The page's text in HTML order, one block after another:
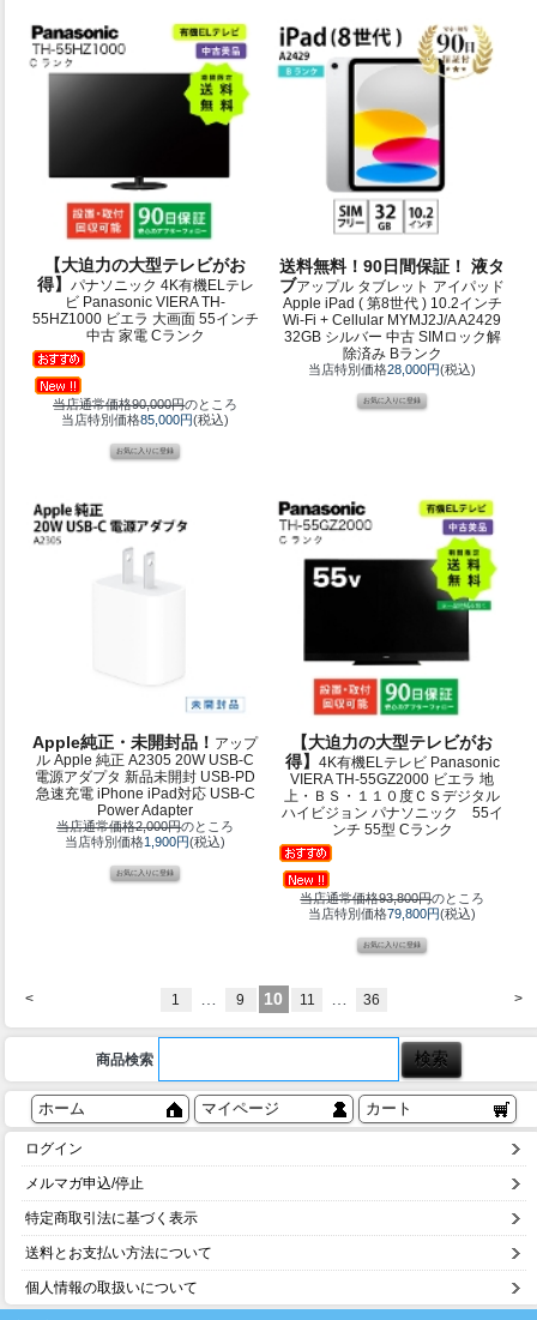
【大迫力の大型テレビがお
得】
パナソニック 4K有機ELテレ
ビ Panasonic VIERA TH-
55HZ1000 ビエラ 大画面 55インチ
中古 家電 Cランク
当店通常価格90,000円のところ
当店特別価格85,000円(税込)
送料無料！90日間保証！ 液タ
ブアップル タブレット アイパッド
Apple iPad ( 第8世代 ) 10.2インチ
Wi-Fi + Cellular MYMJ2J/A A2429
32GB シルバー 中古 SIMロック解
除済み Bランク
当店特別価格28,000円(税込)
Apple純正・未開封品！ アップ
ル Apple 純正 A2305 20W USB-C
電源アダプタ 新品未開封 USB-PD
急速充電 iPhone iPad対応 USB-C
Power Adapter
当店通常価格2,000円のところ
当店特別価格1,900円(税込)
【大迫力の大型テレビがお
得】 4K有機ELテレビ Panasonic
VIERA TH-55GZ2000 ビエラ 地
上・ＢＳ・１１０度ＣＳデジタル
ハイビジョン パナソニック 55イ
ンチ 55型 Cランク
当店通常価格93,800円のところ
当店特別価格79,800円(税込)
< >
1 9 10 11 36
商品検索
ホーム マイページ カート
ログイン
メルマガ申込/停止
特定商取引法に基づく表示
送料とお支払い方法について
個人情報の取扱いについて